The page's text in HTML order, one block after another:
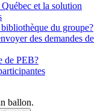
et la solution
du groupe?
des demandes de
de PEB?